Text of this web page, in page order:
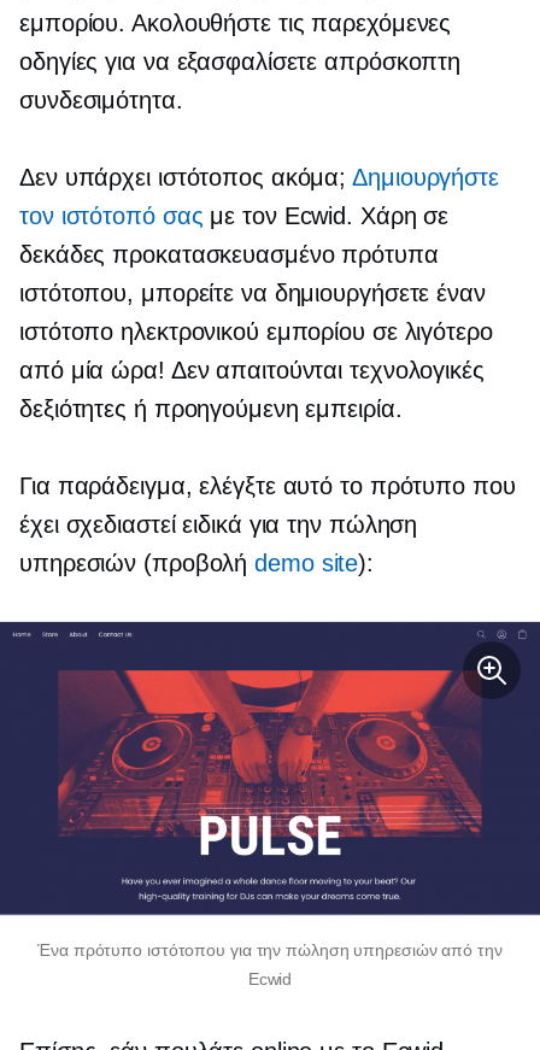
εμπορίου. Ακολουθήστε τις παρεχόμενες
οδηγίες για να εξασφαλίσετε απρόσκοπτη
συνδεσιμότητα.
Δεν υπάρχει ιστότοπος ακόμα;Δημιουργήστε
τον ιστότοπό σας με τον Ecwid. Χάρη σε
δεκάδεςπροκατασκευασμένοπρότυπα
ιστότοπου, μπορείτε να δημιουργήσετε έναν
ιστότοπο ηλεκτρονικού εμπορίου σε λιγότερο
από μία ώρα! Δεν απαιτούνται τεχνολογικές
δεξιότητες ή προηγούμενη εμπειρία.
Για παράδειγμα, ελέγξτε αυτό το πρότυπο που
έχει σχεδιαστεί ειδικά για την πώληση
υπηρεσιών (προβολήdemo site):
Ένα πρότυπο ιστότοπου για την πώληση υπηρεσιών από την
Ecwid